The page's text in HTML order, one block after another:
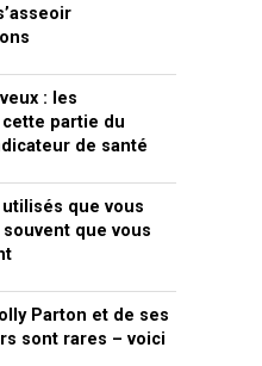
: les
partie du
de santé
que vous
que vous
Parton et de ses
sont rares – voici